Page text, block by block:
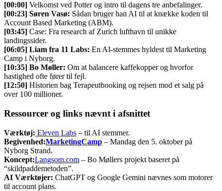
[00:00] Velkomst ved Potter og intro til dagens tre anbefalinger.
[00:23] Søren Vasø: Sådan bruger han AI til at knække koden til
Account Based Marketing (ABM).
[03:45] Case: Fra research af Zurich lufthavn til unikke
landingssider.
[06:05] Liam fra 11 Labs: En AI-stemmes hyldest til Marketing
Camp i Nyborg.
[10:35] Bo Møller: Om at balancere kaffekopper og hvorfor
hastighed ofte fører til fejl.
[12:50] Historien bag Terapeutbooking og rejsen mod et salg på
over 100 millioner.
Ressourcer og links nævnt i afsnittet
Værktøj: Eleven Labs – til AI stemmer.
Begivenhed:MarketingCamp – Mandag den 5. oktober på
Nyborg Strand.
Koncept:Langsom.com – Bo Møllers projekt baseret på
“skildpaddemetoden”.
AI Værktøjer: ChatGPT og Google Gemini nævnes som motorer
til account plans.